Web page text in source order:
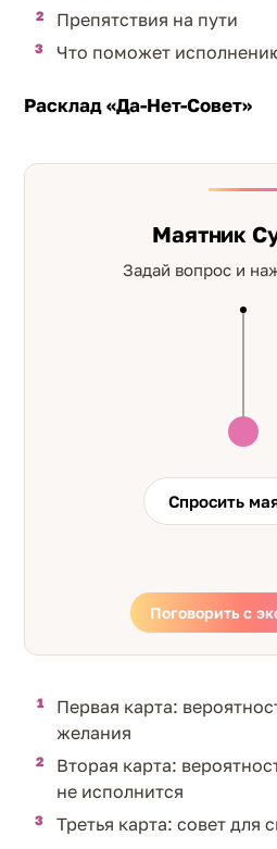
Препятствия на пути
Что поможет
Расклад «Да-Нет-Совет»
Маятник
Задай вопрос и
Спросить
Поговорить с
Первая карта:
желания
Вторая карта:
не исполнится
Третья карта: совет для